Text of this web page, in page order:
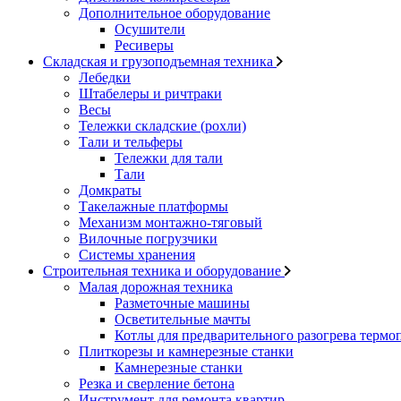
Дополнительное оборудование
Осушители
Ресиверы
Складская и грузоподъемная техника
Лебедки
Штабелеры и ричтраки
Весы
Тележки складские (рохли)
Тали и тельферы
Тележки для тали
Тали
Домкраты
Такелажные платформы
Механизм монтажно-тяговый
Вилочные погрузчики
Системы хранения
Строительная техника и оборудование
Малая дорожная техника
Разметочные машины
Осветительные мачты
Котлы для предварительного разогрева
Плиткорезы и камнерезные станки
Камнерезные станки
Резка и сверление бетона